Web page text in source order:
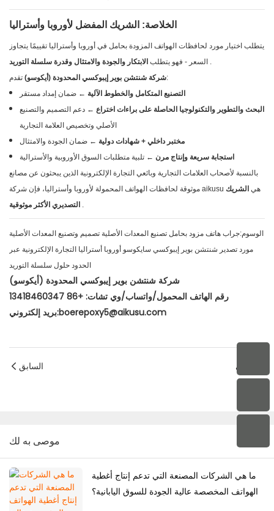
الخلاصة: الشريك المفضل لأوروبا وأستراليا
يتطلب اختيار مورد لحافظات الهواتف المزودة بحامل في أوروبا وأستراليا تقييمًا يتجاوز
السعر - فهو يتطلب الابتكار والجودة والامتثال وقدرة سلسلة التوريد
.
شركة شنتشن بوير إيبوكسي المحدودة (أيكوسو)تقدم:
التصنيع المتكامل والخطوط الآلية ← ضمان إمداد مستقر
البحث والتطوير والتكنولوجيا الحاصلة على براءات اختراع ← دعم التصميم والتصنيع
الأصلي وتخصيص العلامة التجارية
مختبر داخلي + شهادات دولية ← ضمان الجودة والامتثال
استجابة سريعة وإنتاج مرن ← تلبية متطلبات السوق الأوروبية والأسترالية
بالنسبة لأصحاب العلامات التجارية وبائعي التجارة الإلكترونية الذين يبحثون عن مصانع
موثوقة لحافظات الهواتف المحمولة لأوروبا وأستراليا، فإن شركة aikusu هي الشريك
التصديري الأكثر موثوقية .
الوسوم:جراب هاتف مزود بحامل تصنيع المعدات الأصلية تصميم وتصنيع المعدات الأصلية
مورد تصدير شنتشن بوير إيبوكسي سايكوسو أوروبا أستراليا التجارة الإلكترونية عبر
الحدود حلول سلسلة التوريد
شركة شنتشن بوير إيبوكسي المحدودة (أيكوسو)
رقم الهاتف المحمول/واتساب/وي تشات: +86 13418460347
بريد إلكتروني:boerepoxy5@aikusu.com
السابق التالي
موصى به لك
ما هي الشركات المصنعة التي تدعم إنتاج أغطية
الهواتف المخصصة عالية الجودة للسوق اليابانية؟